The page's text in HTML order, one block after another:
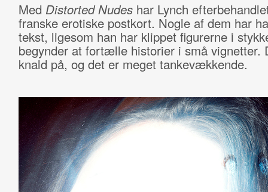
Med Distorted Nudeshar Lynch
franske erotiske postkort. Nogle af dem har
tekst, ligesom han har klippet figurerne i
begynder at fortælle historier i små vignetter.
knald på, og det er meget tankevækkende.